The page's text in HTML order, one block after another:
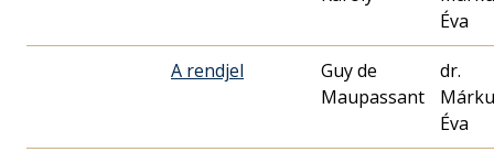
Éva
A rendjel
Guy de
Maupassant
dr.
Éva